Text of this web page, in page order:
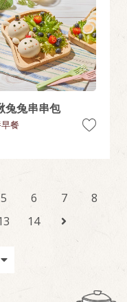
兔兔串串包
餐
5 6 7
8
14